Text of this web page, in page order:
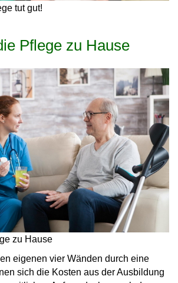
tut gut!
Pflege zu Hause
zu Hause
eigenen vier Wänden durch eine
sich die Kosten aus der Ausbil­dung